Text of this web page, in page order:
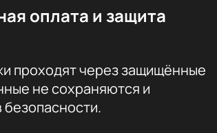
оплата и защита
проходят через защищённые
не сохраняются и